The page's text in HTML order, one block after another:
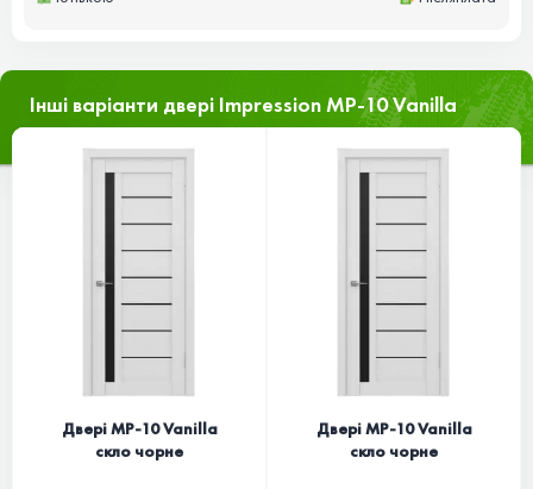
Інші варіанти двері Impression MP-10 Vanilla
Двері MP-10 Vanilla
скло чорне
Двері MP-10 Vanilla
скло чорне